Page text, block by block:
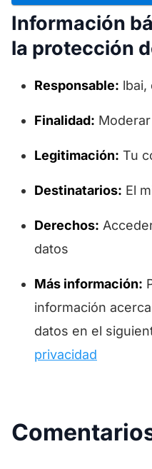
Información
la protección
Responsable: lbai,
Finalidad:
Legitimación: Tu
Destinatarios: El
Derechos:
datos
Más información:
información
datos en el
privacidad